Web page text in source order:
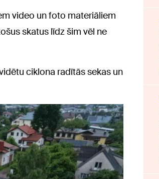
video un foto materiāliem
skatus līdz šim vēl ne
ciklona radītās sekas un